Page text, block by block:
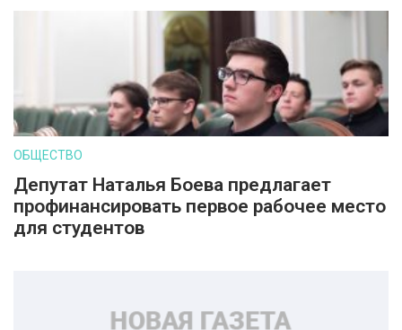
ОБЩЕСТВО
Депутат Наталья Боева предлагает
профинансировать первое рабочее место
для студентов